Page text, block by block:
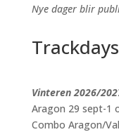
Nye dager blir
Vinteren 2026/
Aragon 29 sept-1
Combo Aragon/